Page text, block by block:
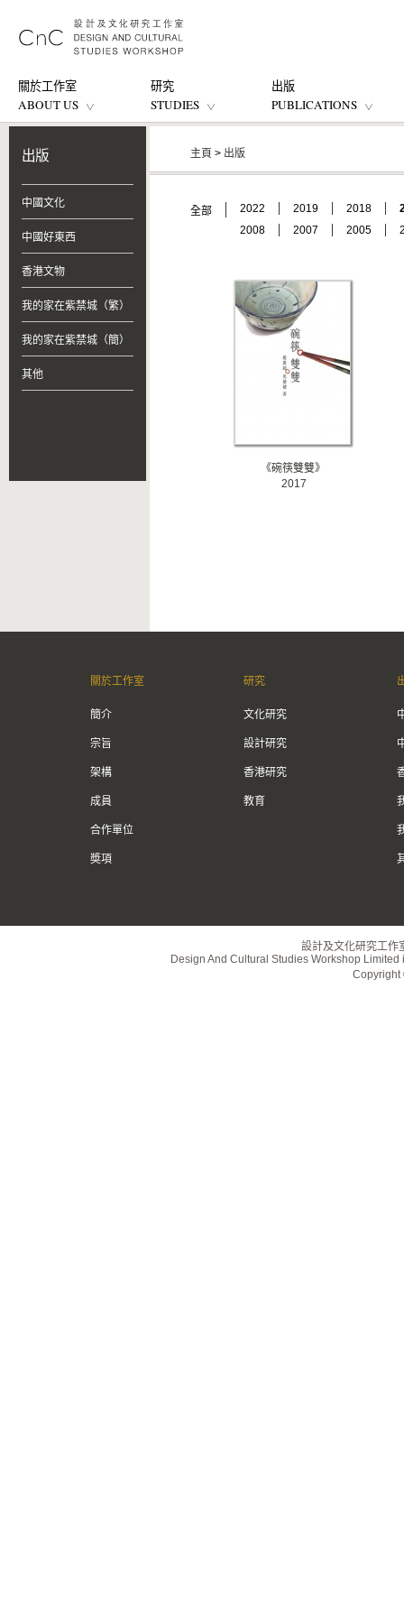
關於工作室
ABOUT US
研究
STUDIES
出版
PUBLICATIONS
出版
中國文化
中國好東西
香港文物
我的家在紫禁城（繁）
我的家在紫禁城（簡）
其他
主頁 > 出版
全部 2022 2019 2018
2008
2007 2005
《碗筷雙雙》
2017
關於工作室
簡介
宗旨
架構
成員
合作單位
奬項
研究
文化研究
設計研究
香港研究
教育
設計及文化研究工作
Design And Cultural Studies Workshop
Copyright